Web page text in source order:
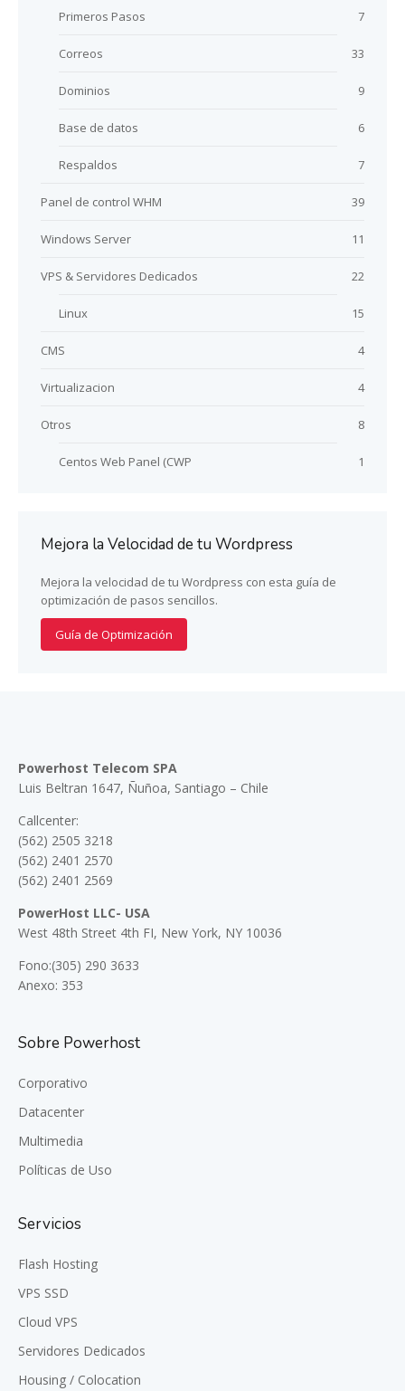
Primeros Pasos 7
Correos 33
Dominios 9
Base de datos 6
Respaldos 7
Panel de control WHM 39
Windows Server 11
VPS & Servidores Dedicados 22
Linux 15
CMS 4
Virtualizacion 4
Otros 8
Centos Web Panel (CWP 1
Mejora la Velocidad de tu Wordpress
Mejora la velocidad de tu Wordpress con esta guía de
optimización de pasos sencillos.
Guía de Optimización
Powerhost Telecom SPA
Luis Beltran 1647, Ñuñoa, Santiago – Chile
Callcenter:
(562) 2505 3218
(562) 2401 2570
(562) 2401 2569
PowerHost LLC- USA
West 48th Street 4th FI, New York, NY 10036
Fono:(305) 290 3633
Anexo: 353
Sobre Powerhost
Corporativo
Datacenter
Multimedia
Políticas de Uso
Servicios
Flash Hosting
VPS SSD
Cloud VPS
Servidores Dedicados
Housing / Colocation